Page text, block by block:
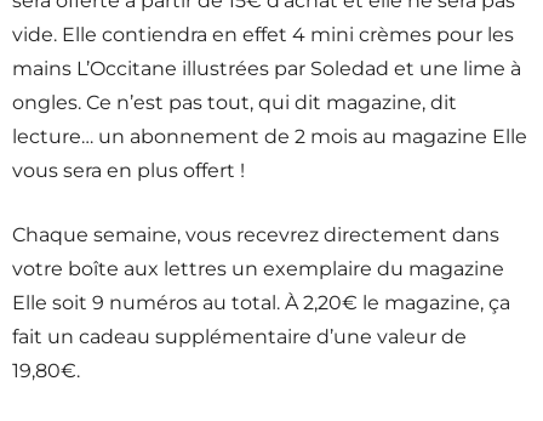
vide. Elle contiendra en effet 4 mini crèmes pour les
mains L’Occitane illustrées par Soledad et une lime à
ongles. Ce n’est pas tout, qui dit magazine, dit
lecture… un abonnement de 2 mois au magazine Elle
vous sera en plus offert !
Chaque semaine, vous recevrez directement dans
votre boîte aux lettres un exemplaire du magazine
Elle soit 9 numéros au total. À 2,20€ le magazine, ça
fait un cadeau supplémentaire d’une valeur de
19,80€.